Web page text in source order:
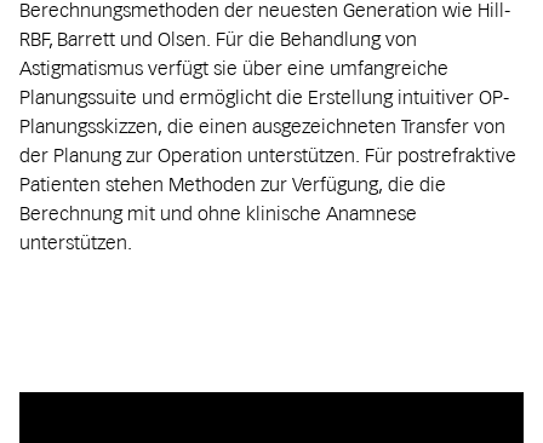
Berechnungsmethoden der neuesten Generation wie Hill-
RBF, Barrett und Olsen. Für die Behandlung von
Astigmatismus verfügt sie über eine umfangreiche
Planungssuite und ermöglicht die Erstellung intuitiver OP-
Planungsskizzen, die einen ausgezeichneten Transfer von
der Planung zur Operation unterstützen. Für postrefraktive
Patienten stehen Methoden zur Verfügung, die die
Berechnung mit und ohne klinische Anamnese
unterstützen.